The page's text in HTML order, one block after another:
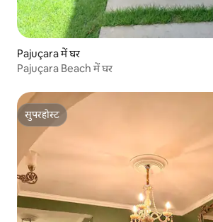
Pajuçara में घर
Pajuçara Beach में घर
सुपरहोस्ट
सुपरहोस्ट